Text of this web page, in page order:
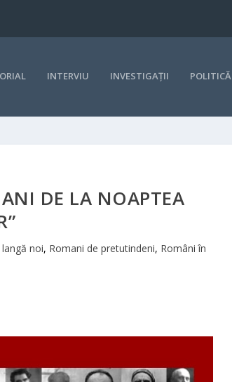
INTERVIU INVESTIGAȚII POLITICĂ
DE LA NOAPTEA
noi, Romani de pretutindeni, Români în